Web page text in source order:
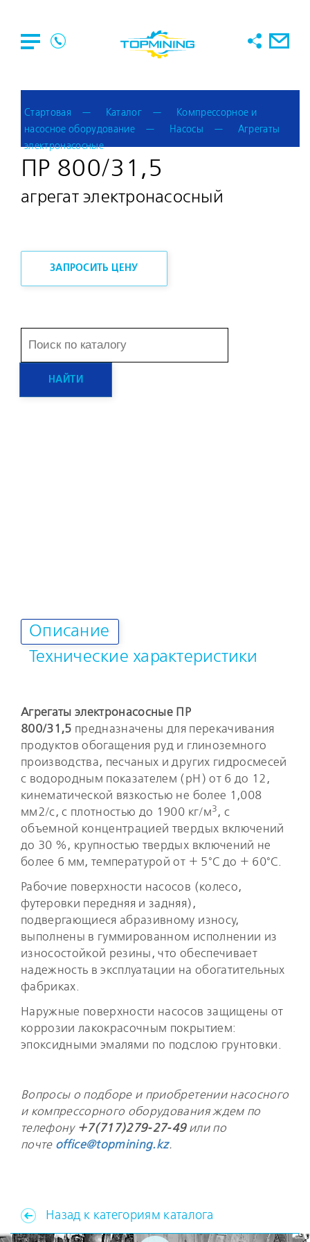
Стартовая Каталог
Компрессорное и
насосное оборудование
Насосы
Агрегаты
электронасосные
ПР 800/31,5
агрегат электронасосный
ЗАПРОСИТЬ ЦЕНУ
Описание
Технические характеристики
Агрегаты электронасосные ПР
800/31,5 предназначены для перекачивания
продуктов обогащения руд и глиноземного
производства, песчаных и других гидросмесей
с водородным показателем (рН) от 6 до 12,
кинематической вязкостью не более 1,008
мм2/с, с плотностью до 1900 кг/м3 , с
объемной концентрацией твердых включений
до 30 %, крупностью твердых включений не
более 6 мм, температурой от + 5°С до + 60°С.
Рабочие поверхности насосов (колесо,
футеровки передняя и задняя),
подвергающиеся абразивному износу,
выполнены в гуммированном исполнении из
износостойкой резины, что обеспечивает
надежность в эксплуатации на обогатительных
фабриках.
Наружные поверхности насосов защищены от
коррозии лакокрасочным покрытием:
эпоксидными эмалями по подслою грунтовки.
Вопросы о подборе и приобретении насосного
и компрессорного оборудования ждем по
телефону +7(717)279-27-49или по
почте office@topmining.kz.
Назад к категориям каталога